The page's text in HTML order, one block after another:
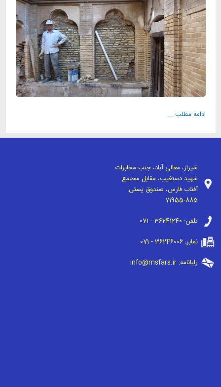
ادامه مطلب ...
شیراز، معالی آباد، جنب مخابرات
شهید دستغیب، مقابل مجتمع
آفتاب فارس، صندوق پستی:
71955-885
تلفن: 071 - 36241240
نمابر:071 - 36246006
رایانامه:info@msfars.ir